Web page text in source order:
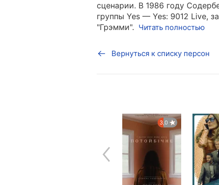
сценарии. В 1986 году
группы Yes — Yes: 9012 Live,
"Грэмми". Читать полностью
Вернуться к списку персон
3,0